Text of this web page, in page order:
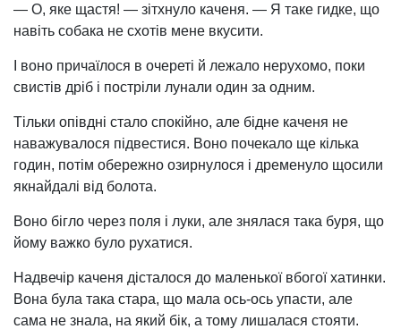
— О, яке щастя! — зітхнуло каченя. — Я таке гидке, що
навіть собака не схотів мене вкусити.
І воно причаїлося в очереті й лежало нерухомо, поки
свистів дріб і постріли лунали один за одним.
Тільки опівдні стало спокійно, але бідне каченя не
наважувалося підвестися. Воно почекало ще кілька
годин, потім обережно озирнулося і дременуло щосили
якнайдалі від болота.
Воно бігло через поля і луки, але знялася така буря, що
йому важко було рухатися.
Надвечір каченя дісталося до маленької вбогої хатинки.
Вона була така стара, що мала ось-ось упасти, але
сама не знала, на який бік, а тому лишалася стояти.